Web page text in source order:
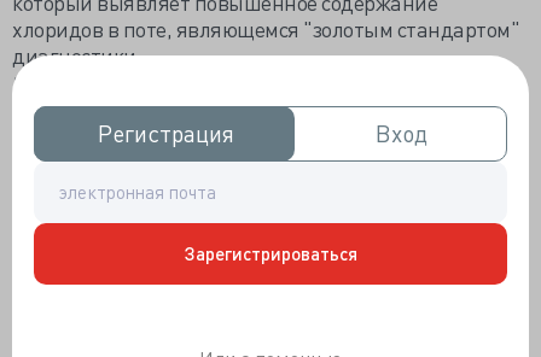
Регистрация
Регистрация Вход
Вход
Зарегистрироваться
хлоридов в поте, являющемся "золотым стандартом"
диагностики.
☝️Муковисцидоз – одно из самых распространенных
наследственных заболеваний среди европеоидов, с
частотой около 1 на 2000-2500 новорожденных в
Европе.
☝️Средняя продолжительность жизни пациентов
составляет около 40-50 лет благодаря современным
методам лечения.
✅Лечение направлено на контроль симптомов,
системы, включает физиотерапию, антибиотики,